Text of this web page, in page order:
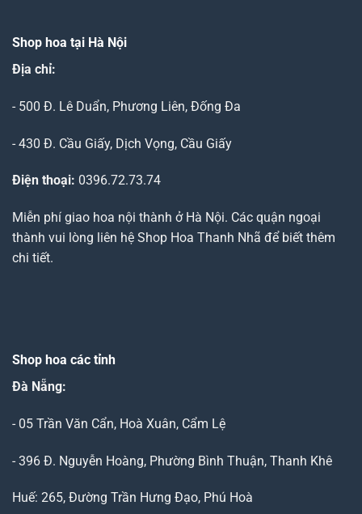
Shop hoa tại Hà Nội
Địa chỉ:
- 500 Đ. Lê Duẩn, Phương Liên, Đống Đa
- 430 Đ. Cầu Giấy, Dịch Vọng, Cầu Giấy
Điện thoại: 0396.72.73.74
Miễn phí giao hoa nội thành ở Hà Nội. Các quận ngoại
thành vui lòng liên hệ Shop Hoa Thanh Nhã để biết thêm
chi tiết.
Shop hoa các tỉnh
Đà Nẵng:
- 05 Trần Văn Cẩn, Hoà Xuân, Cẩm Lệ
- 396 Đ. Nguyễn Hoàng, Phường Bình Thuận, Thanh Khê
Huế: 265, Đường Trần Hưng Đạo, Phú Hoà